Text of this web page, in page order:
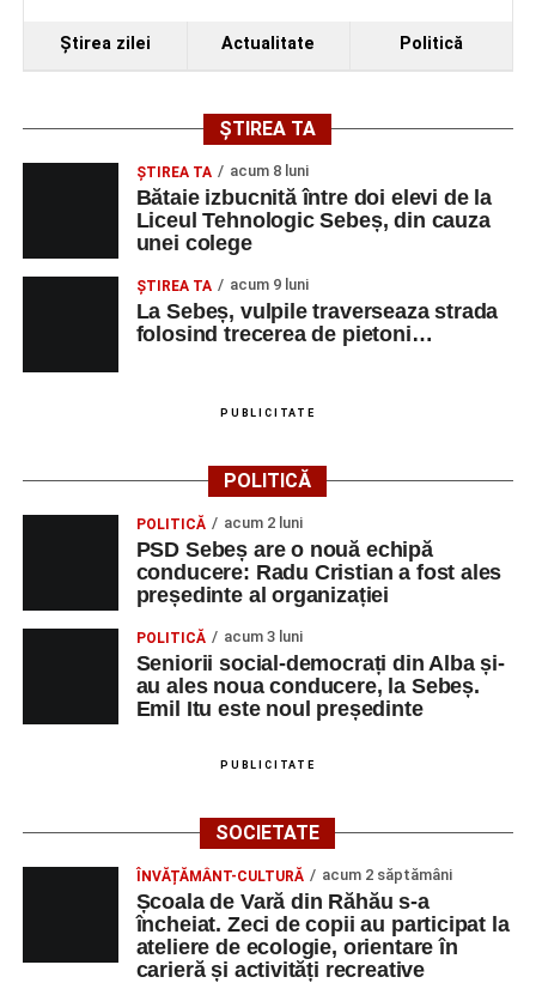
Ştirea zilei Actualitate Politică
ȘTIREA TA
ŞTIREA TA acum 8 luni
Bătaie izbucnită între doi elevi de la
Liceul Tehnologic Sebeș, din cauza
unei colege
ŞTIREA TA acum 9 luni
La Sebeș, vulpile traverseaza strada
folosind trecerea de pietoni…
PUBLICITATE
POLITICĂ
POLITICĂ acum 2 luni
PSD Sebeș are o nouă echipă
conducere: Radu Cristian a fost ales
președinte al organizației
POLITICĂ acum 3 luni
Seniorii social-democrați din Alba și-
au ales noua conducere, la Sebeș.
Emil Itu este noul președinte
PUBLICITATE
SOCIETATE
ÎNVĂȚĂMÂNT-CULTURĂ acum 2 săptămâni
Școala de Vară din Răhău s-a
încheiat. Zeci de copii au participat la
ateliere de ecologie, orientare în
carieră și activități recreative